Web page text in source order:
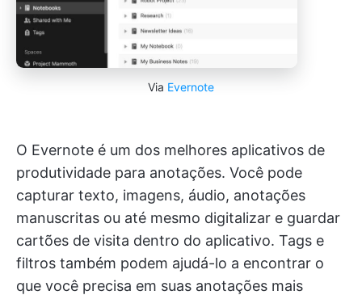
Via Evernote
O Evernote é um dos melhores aplicativos de
produtividade para anotações. Você pode
capturar texto, imagens, áudio, anotações
manuscritas ou até mesmo digitalizar e guardar
cartões de visita dentro do aplicativo. Tags e
filtros também podem ajudá-lo a encontrar o
que você precisa em suas anotações mais